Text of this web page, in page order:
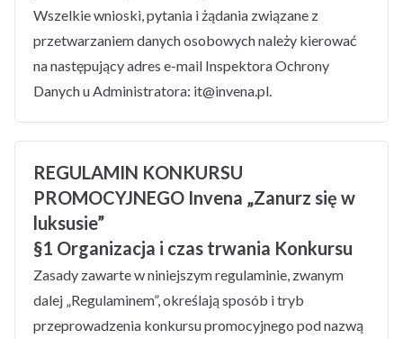
Wszelkie wnioski, pytania i żądania związane z
przetwarzaniem danych osobowych należy kierować
na następujący adres e-mail Inspektora Ochrony
Danych u Administratora: it@invena.pl.
REGULAMIN KONKURSU
PROMOCYJNEGO Invena „Zanurz się w
luksusie”
§1 Organizacja i czas trwania Konkursu
Zasady zawarte w niniejszym regulaminie, zwanym
dalej „Regulaminem”, określają sposób i tryb
przeprowadzenia konkursu promocyjnego pod nazwą